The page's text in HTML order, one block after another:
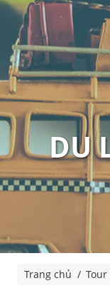
DU
Trang chủ